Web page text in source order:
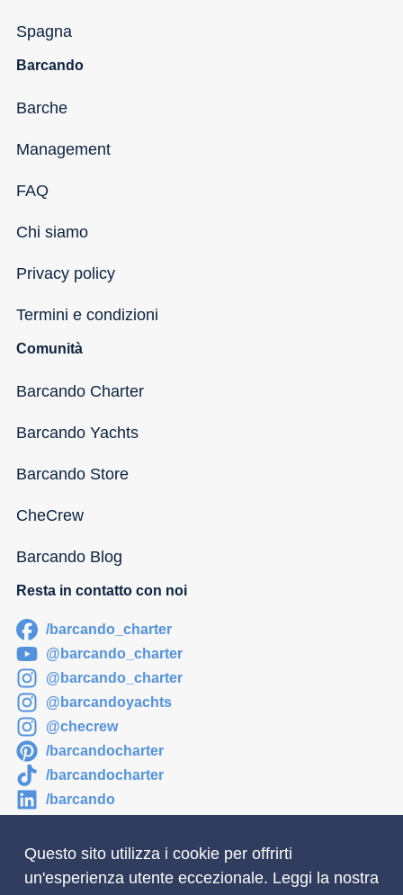
Spagna
Barcando
Barche
Management
FAQ
Chi siamo
Privacy policy
Termini e condizioni
Comunità
Barcando Charter
Barcando Yachts
Barcando Store
CheCrew
Barcando Blog
Resta in contatto con noi
/barcando_charter
@barcando_charter
@barcando_charter
@barcandoyachts
@checrew
/barcandocharter
/barcandocharter
/barcando
Newsletter
Questo sito utilizza i cookie per offrirti
un'esperienza utente eccezionale. Leggi la nostra